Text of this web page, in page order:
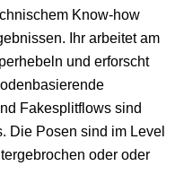
Know-how
Ihr arbeitet am
und erforscht
Fakesplitflows sind
Die Posen sind im Level
oder oder